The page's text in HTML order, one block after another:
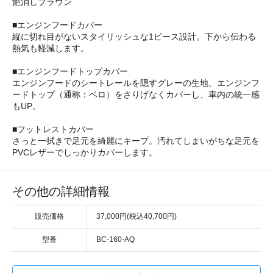
■エンジンフードカバー
縦に切れ目がないスタイリッシュな1ピース設計。下から伝わる
熱気も軽減します。
■エンジンフードトップカバー
エンジンフードのシートレールを隠すグレーの生地、エンジンフ
ードトップ（通称：ベロ）をさりげなくカバーし、車内の統一感
もUP。
■フットレストカバー
さっと一拭きで足元を綺麗にキープ。汚れてしまいがちな足元を
PVCレザーでしっかりカバーします。
その他の詳細情報
販売価格 37,000円(税込40,700円)
型番 BC-160-AQ